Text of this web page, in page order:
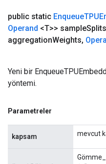
public static Enqueue
Operand <T>> sampleSplits
aggregationWeights,
Yeni bir
yöntemi.
Parametreler
kapsam mevcut